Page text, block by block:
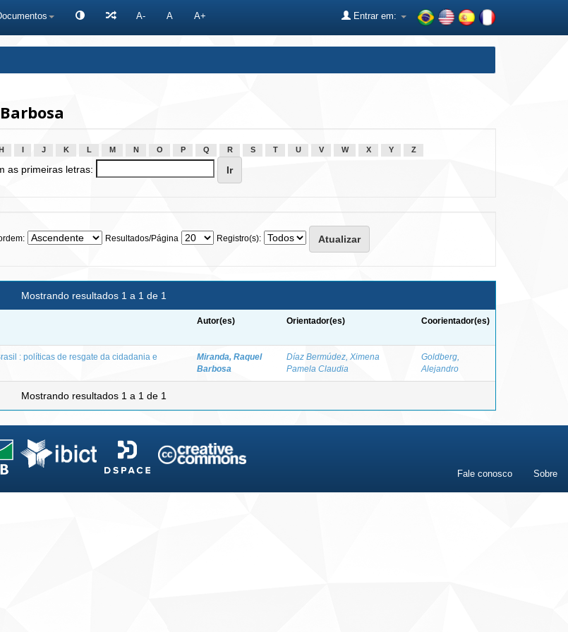
A- A A+ Entrar em:
H J K L M N O P Q R S T U V W X Y Z
as primeiras letras:
Resultados/Página Registro(s):
Mostrando resultados 1 a 1 de 1
Autor(es) Orientador(es) Coorientador(es)
: políticas de resgate da cidadania e
Miranda, Raquel
Barbosa
Díaz Bermúdez, Ximena
Pamela Claudia
Goldberg,
Alejandro
Mostrando resultados 1 a 1 de 1
Fale conosco Sobre